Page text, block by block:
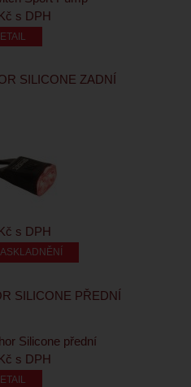
s DPH
SILICONE ZADNÍ
s DPH
SILICONE PŘEDNÍ
s DPH